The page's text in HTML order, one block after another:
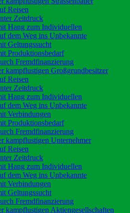
Reisen
Zeitdruck
Hang zum Individuellen
dem Weg ins Unbekannte
Geltungssucht
Produktionsbedarf
Fremdfinanzierung
kampflustigen Großgrundbesitzer
Reisen
Zeitdruck
Hang zum Individuellen
dem Weg ins Unbekannte
Verbindungen
Produktionsbedarf
Fremdfinanzierung
kampflustigen Unternehmer
Reisen
Zeitdruck
Hang zum Individuellen
dem Weg ins Unbekannte
Verbindungen
Geltungssucht
Fremdfinanzierung
kampflustigen Aktiengesellschaften